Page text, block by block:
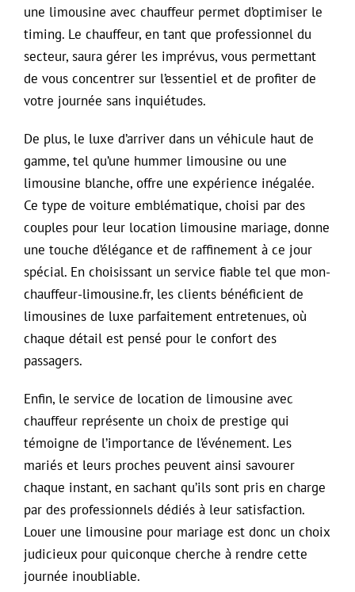
une limousine avec chauffeur permet d’optimiser le
timing. Le chauffeur, en tant que professionnel du
secteur, saura gérer les imprévus, vous permettant
de vous concentrer sur l’essentiel et de profiter de
votre journée sans inquiétudes.
De plus, le luxe d’arriver dans un véhicule haut de
gamme, tel qu’une hummer limousine ou une
limousine blanche, offre une expérience inégalée.
Ce type de voiture emblématique, choisi par des
couples pour leur location limousine mariage, donne
une touche d’élégance et de raffinement à ce jour
spécial. En choisissant un service fiable tel que mon-
chauffeur-limousine.fr, les clients bénéficient de
limousines de luxe parfaitement entretenues, où
chaque détail est pensé pour le confort des
passagers.
Enfin, le service de location de limousine avec
chauffeur représente un choix de prestige qui
témoigne de l’importance de l’événement. Les
mariés et leurs proches peuvent ainsi savourer
chaque instant, en sachant qu’ils sont pris en charge
par des professionnels dédiés à leur satisfaction.
Louer une limousine pour mariage est donc un choix
judicieux pour quiconque cherche à rendre cette
journée inoubliable.